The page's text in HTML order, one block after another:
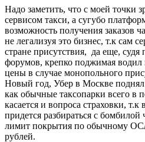
Надо заметить, что с моей точки
сервисом такси, а сугубо
возможность получения заказов
не легализуя это бизнес, т.к сам
стране присутствия, да еще,
форумов, крепко поджимая водил
цены в случае монопольного
Новый год, Убер в Москве поднял
как обычные таксопарки всего в
касается и вопроса страховки,
придется разбираться с бомбилой
лимит покрытия по обычному
рублей.